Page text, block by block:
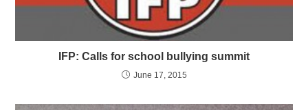
IFP: Calls for school bullying summit
June 17, 2015